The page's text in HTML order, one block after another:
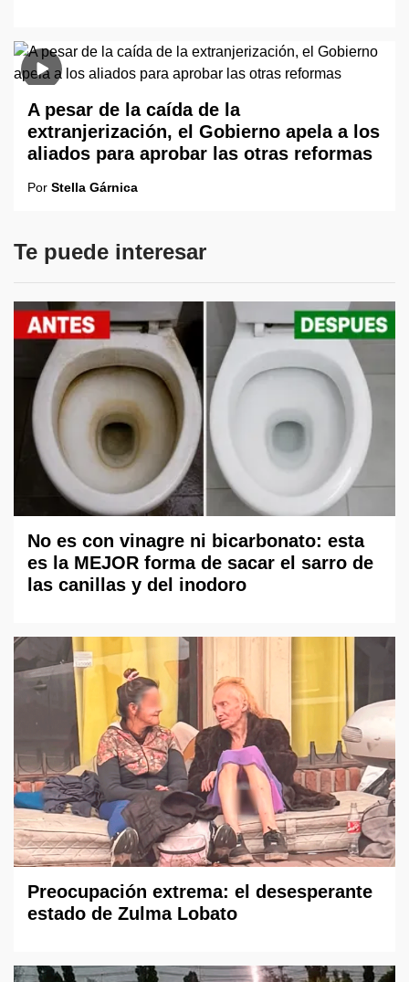
A pesar de la caída de la
extranjerización, el Gobierno apela a los
aliados para aprobar las otras reformas
Por Stella Gárnica
Te puede interesar
No es con vinagre ni bicarbonato: esta
es la MEJOR forma de sacar el sarro de
las canillas y del inodoro
Preocupación extrema: el desesperante
estado de Zulma Lobato